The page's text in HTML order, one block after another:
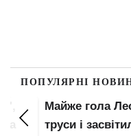
ПОПУЛЯРНІ
Гола